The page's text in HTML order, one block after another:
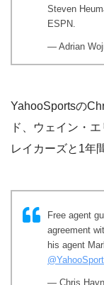
Steven
ESPN.
— Adrian
YahooSportsの
ド、ウェイン・
レイカーズと1年
Free agent
agreement
his agent
— Chris